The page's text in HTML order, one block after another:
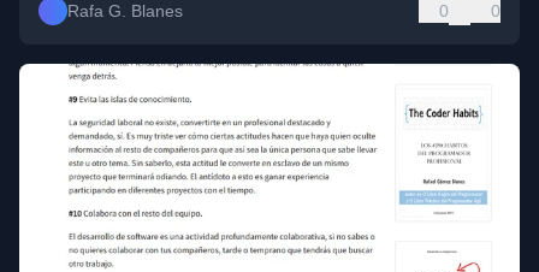
Rafa G. Blanes 0 0